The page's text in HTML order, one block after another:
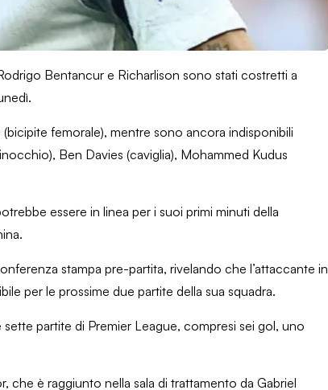
Bentancur e Richarlison sono stati costretti a
femorale), mentre sono ancora indisponibili
Ben Davies (caviglia), Mohammed Kudus
essere in linea per i suoi primi minuti della
stampa pre-partita, rivelando che l’attaccante in
per le prossime due partite della sua squadra.
partite di Premier League, compresi sei gol, uno
che è raggiunto nella sala di trattamento da Gabriel